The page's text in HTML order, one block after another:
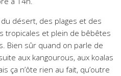
désert, des plages et des
tropicales et plein de bêbêtes
Bien sûr quand on parle de
aux kangourous, aux koalas
ça n’ôte rien au fait, qu’outre